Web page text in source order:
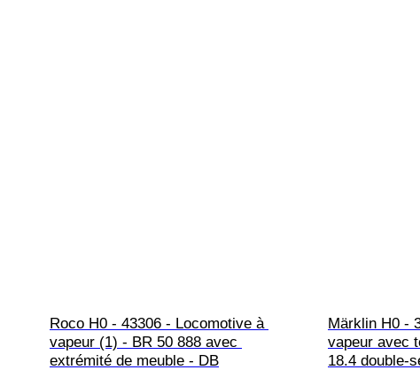
Roco H0 - 43306 - Locomotive à
vapeur (1) - BR 50 888 avec
extrémité de meuble - DB
Märklin H0 -
vapeur avec
18.4 double-